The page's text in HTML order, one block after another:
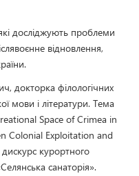
досліджують проблеми
відновлення,
докторка філологічних
мови і літератури. Тема
Space of Crimea in
Colonial Exploitation and
курортного
санаторія».